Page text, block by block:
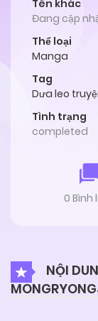
Tên khác
Đang cập
Thể loại
Manga
Tag
Dưa leo
Tình trạng
completed
0 Bình
NỘI